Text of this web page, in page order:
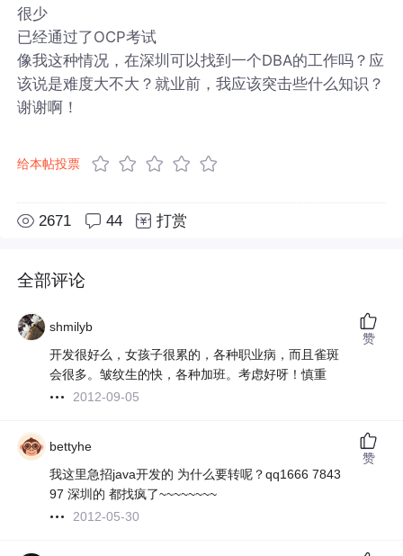
很少
已经通过了OCP考试
像我这种情况，在深圳可以找到一个DBA的工作吗？应
该说是难度大不大？就业前，我应该突击些什么知识？
谢谢啊！
给本帖投票
2671 44 打赏
全部评论
shmilyb
开发很好么，女孩子很累的，各种职业病，而且雀斑
会很多。皱纹生的快，各种加班。考虑好呀！慎重
2012-09-05
赞
bettyhe
我这里急招java开发的 为什么要转呢？qq1666 7843
97 深圳的 都找疯了~~~~~~~~
2012-05-30
赞